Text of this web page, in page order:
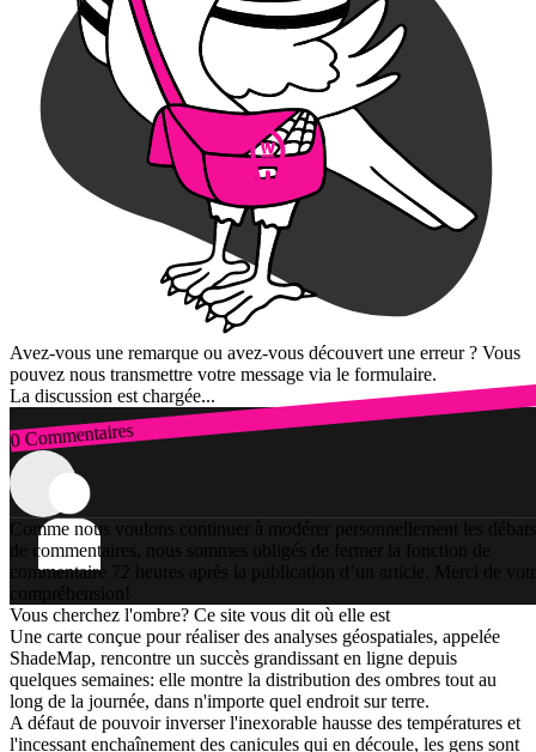
Avez-vous une remarque ou avez-vous découvert une erreur ? Vous
pouvez nous transmettre votre message via le formulaire.
La discussion est chargée...
0 Commentaires
Connexion
Comme nous voulons continuer à modérer personnellement les débats
de commentaires, nous sommes obligés de fermer la fonction de
commentaire 72 heures après la publication d’un article. Merci de
compréhension!
Vous cherchez l'ombre? Ce site vous dit où elle est
Une carte conçue pour réaliser des analyses géospatiales, appelée
ShadeMap, rencontre un succès grandissant en ligne depuis
quelques semaines: elle montre la distribution des ombres tout au
long de la journée, dans n'importe quel endroit sur terre.
A défaut de pouvoir inverser l'inexorable hausse des températures et
l'incessant enchaînement des canicules qui en découle, les gens sont